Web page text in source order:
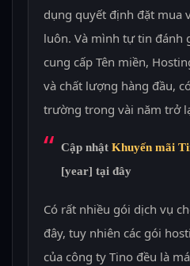
dụng quyết định đặt mua
luôn. Và mình tự tin đánh
cung cấp Tên miền,
và chất lượng hàng đầu,
trường trong vài năm trở
Cập nhật Khuyến mãi
[year] tại đây
Có rất nhiều gói dịch vụ
đây, tuy nhiên các gói
của công ty Tino đều là